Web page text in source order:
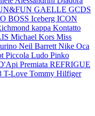
GAELLE GCDS
BOSS Iceberg ICON
kappa Kontatto
Michael Kors Miss
Neil Barrett Nike Oca
Piccola Ludo Pinko
Premiata REFRIGUE
T-Love Tommy Hilfiger